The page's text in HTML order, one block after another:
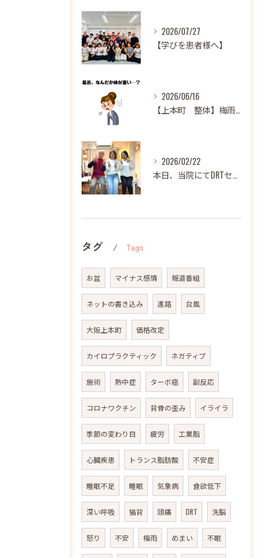
2026/07/27
【学びを患者様へ】
2026/06/16
【上本町 整体】梅雨になると体調が悪くなる方へ
2026/02/22
本日、当院にてDRTセミナーを開催いたしました。
タグ Tags
お盆 マイナス感情 報道番組
ネットの書き込み 進路 台風
大阪上本町 価格改定
カイロプラクティック ネガティブ
施術 熱中症 ターボ癌 副反応
コロナワクチン 背骨の歪み イライラ
季節の変わり目 疲労 工業脂
心臓疾患 トランス脂肪酸 不安症
睡眠不足 睡眠 気象病 食欲低下
深い呼吸 猫背 頭痛 DRT 洗脳
怒り 不安 梅雨 めまい 不眠